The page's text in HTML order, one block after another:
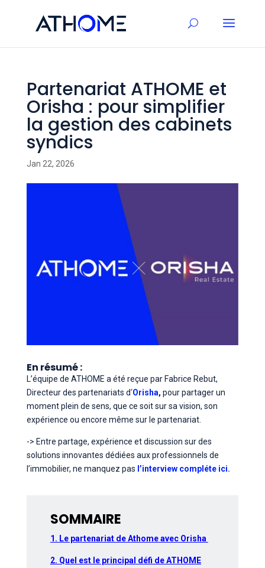
Partenariat ATHOME et
Orisha : pour simplifier
la gestion des cabinets
syndics
Jan 22, 2026
En résumé:
L’équipe de ATHOME a été reçue par Fabrice Rebut,
Directeur des partenariats d‘Orisha, pour partager un
moment plein de sens, que ce soit sur sa vision, son
expérience ou encore même sur le partenariat.
-> Entre partage, expérience et discussion sur des
solutions innovantes dédiées aux professionnels de
l’immobilier, ne manquez pas l’interview compléte ici.
SOMMAIRE
1. Le partenariat de Athome avec Orisha
2. Quel est le principal défi de ATHOME